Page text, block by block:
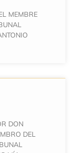
MEMBRE
DON
DEL